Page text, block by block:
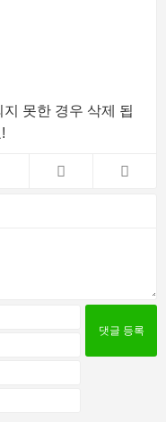
못한 경우 삭제 됩